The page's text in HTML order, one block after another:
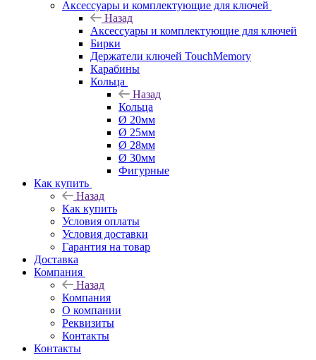
Аксессуары и комплектующие для ключей
Назад
Аксессуары и комплектующие для ключей
Бирки
Держатели ключей TouchMemory
Карабины
Кольца
Назад
Кольца
Ø 20мм
Ø 25мм
Ø 28мм
Ø 30мм
Фигурные
Как купить
Назад
Как купить
Условия оплаты
Условия доставки
Гарантия на товар
Доставка
Компания
Назад
Компания
О компании
Реквизиты
Контакты
Контакты